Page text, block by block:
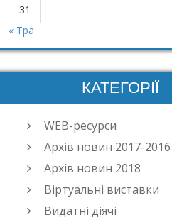
31
« Тра
КАТЕГОРІЇ
WEB-ресурси
Архів новин 2017-2016
Архів новин 2018
Віртуальні виставки
Видатні діячі